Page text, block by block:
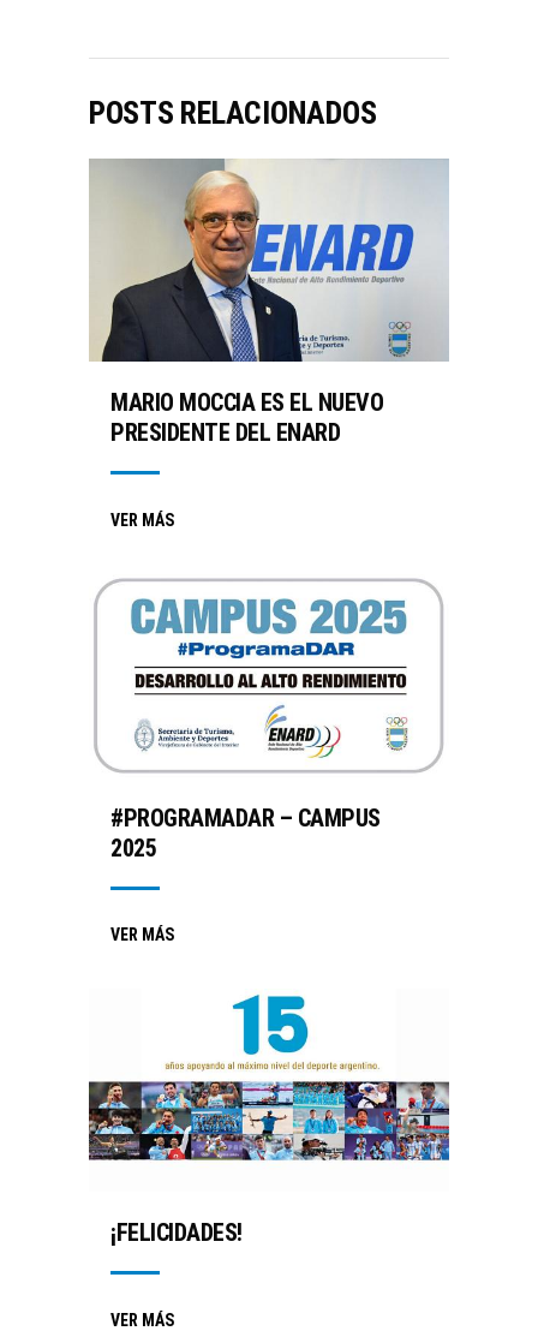
POSTS RELACIONADOS
MARIO MOCCIA ES EL NUEVO
PRESIDENTE DEL ENARD
VER MÁS
#PROGRAMADAR – CAMPUS
2025
VER MÁS
¡FELICIDADES!
VER MÁS